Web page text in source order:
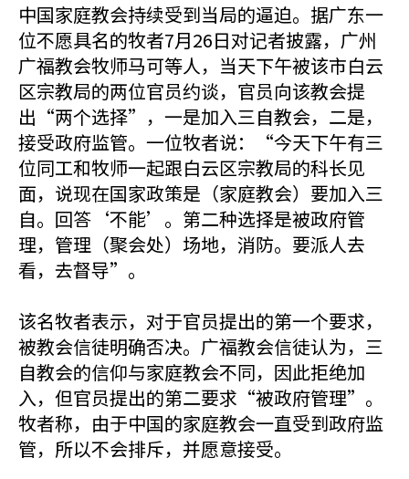
中国家庭教会持续受到当局的逼迫。据广东一
位不愿具名的牧者7月26日对记者披露，广州
广福教会牧师马可等人，当天下午被该市白云
区宗教局的两位官员约谈，官员向该教会提
出“两个选择”，一是加入三自教会，二是，
接受政府监管。一位牧者说：“今天下午有三
位同工和牧师一起跟白云区宗教局的科长见
面，说现在国家政策是（家庭教会）要加入三
自。回答‘不能’。第二种选择是被政府管
理，管理（聚会处）场地，消防。要派人去
看，去督导”。
该名牧者表示，对于官员提出的第一个要求，
被教会信徒明确否决。广福教会信徒认为，三
自教会的信仰与家庭教会不同，因此拒绝加
入，但官员提出的第二要求“被政府管理”。
牧者称，由于中国的家庭教会一直受到政府监
管，所以不会排斥，并愿意接受。